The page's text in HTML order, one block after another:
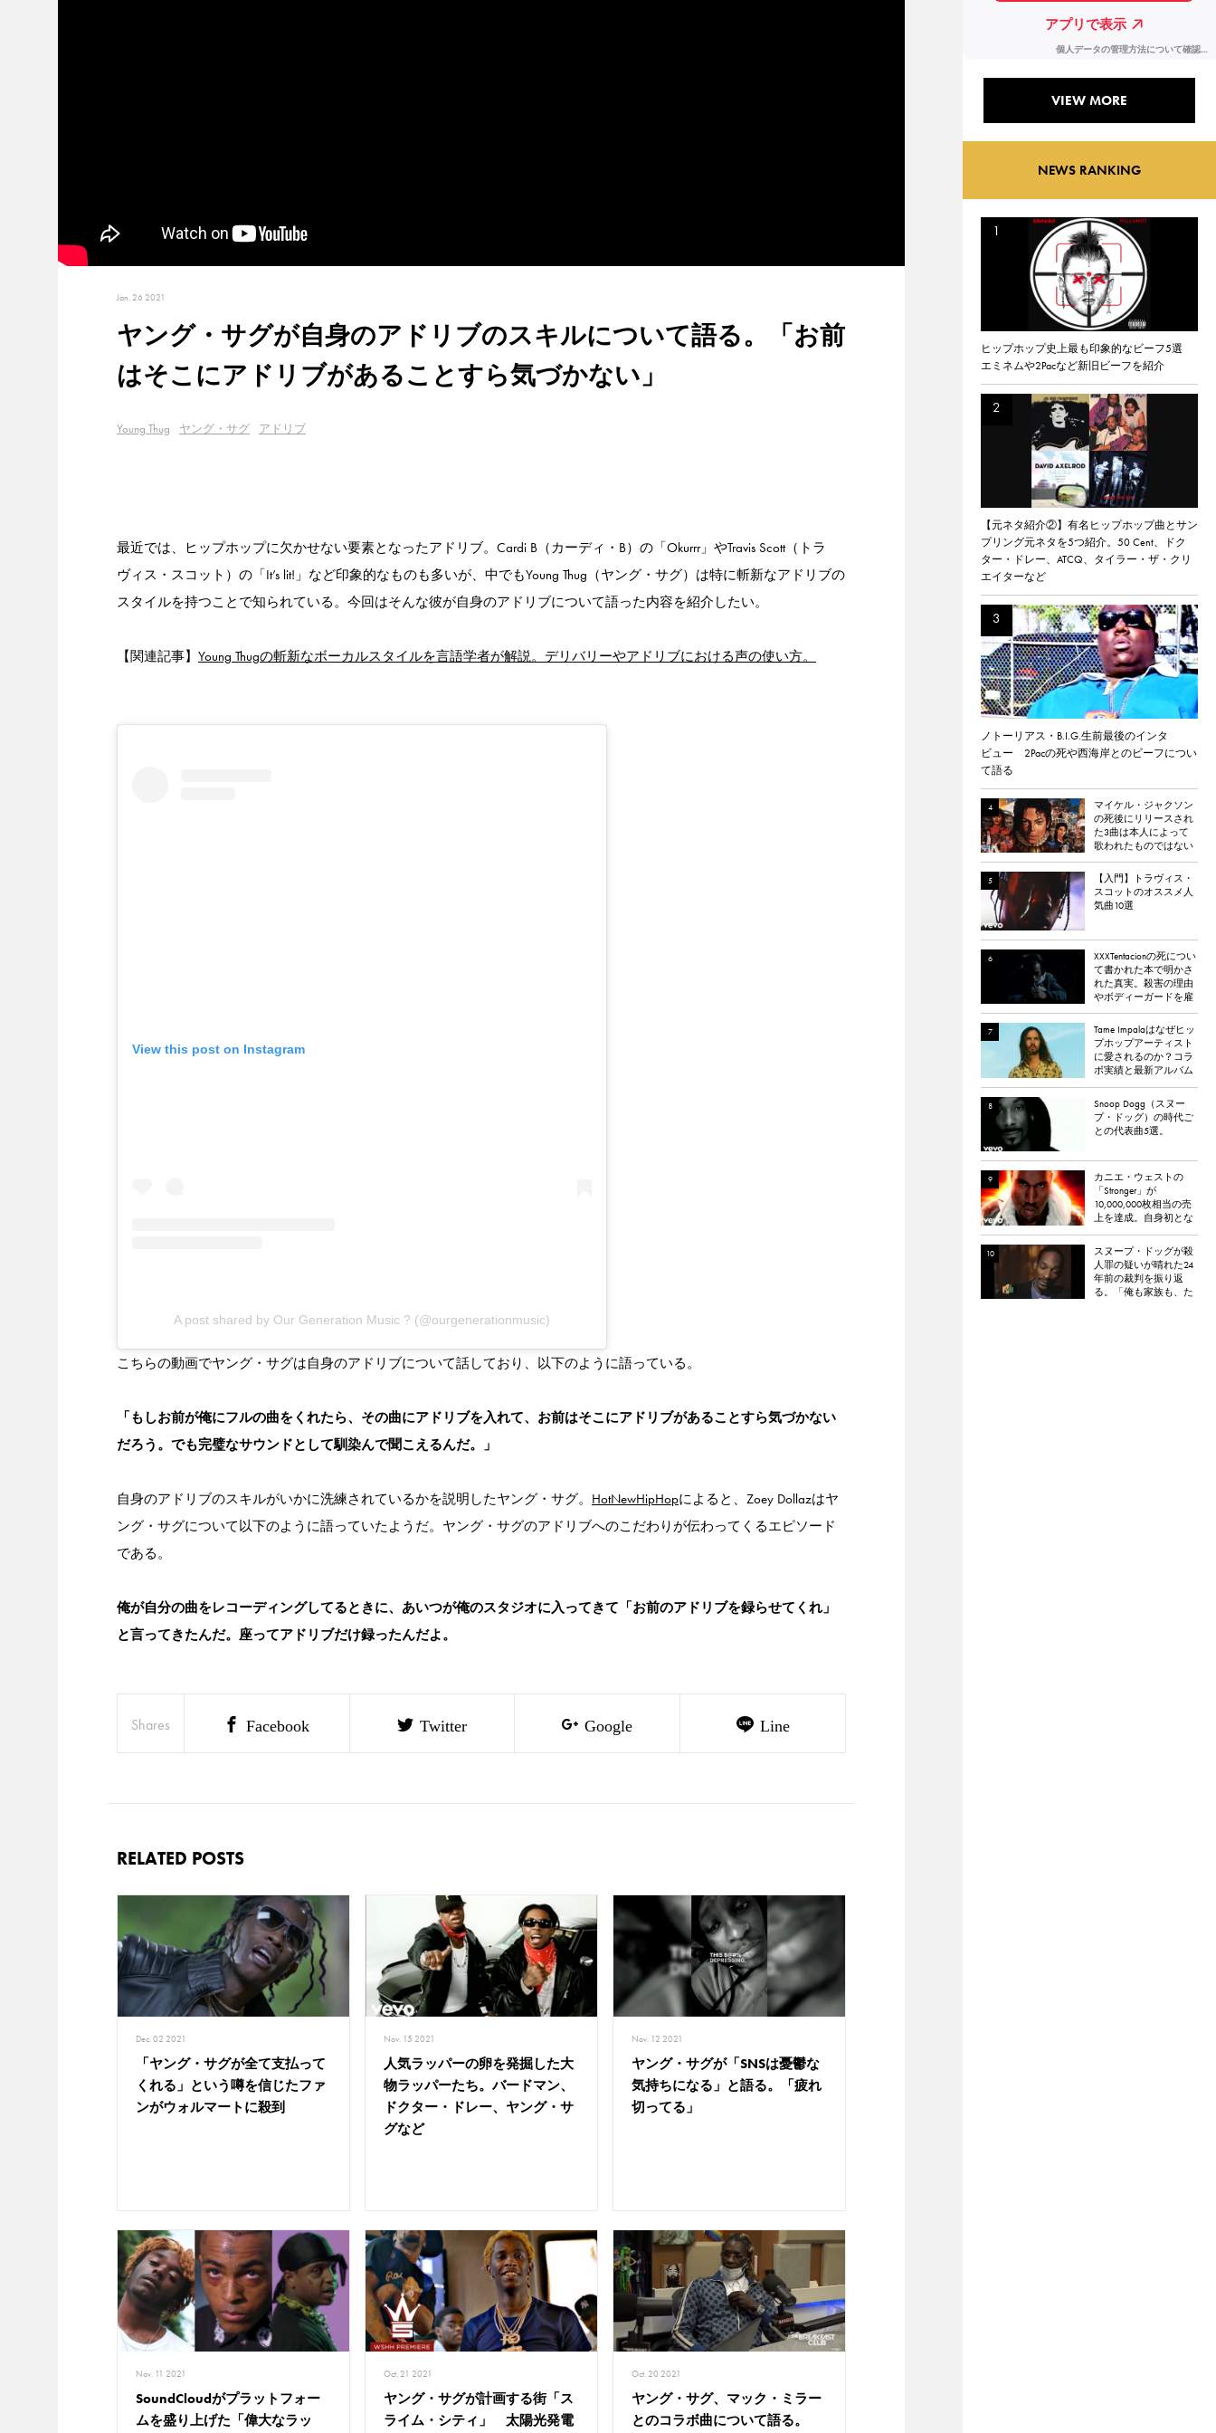
Jan. 26 2021
ヤング・サグが自身のアドリブのスキルについて語る。「お前
はそこにアドリブがあることすら気づかない」
Young Thug ヤング・サグ アドリブ
最近では、ヒップホップに欠かせない要素となったアドリブ。Cardi B（カーディ・B）の「Okurrr」やTravis Scott（トラ
ヴィス・スコット）の「It’s lit!」など印象的なものも多いが、中でもYoung Thug（ヤング・サグ）は特に斬新なアドリブの
スタイルを持つことで知られている。今回はそんな彼が自身のアドリブについて語った内容を紹介したい。
【関連記事】 Young Thugの斬新なボーカルスタイルを言語学者が解説。デリバリーやアドリブにおける声の使い方。
View this post on Instagram
A post shared by Our Generation Music ? (@ourgenerationmusic)
こちらの動画でヤング・サグは自身のアドリブについて話しており、以下のように語っている。
「もしお前が俺にフルの曲をくれたら、その曲にアドリブを入れて、お前はそこにアドリブがあることすら気づかない
だろう。でも完璧なサウンドとして馴染んで聞こえるんだ。」
自身のアドリブのスキルがいかに洗練されているかを説明したヤング・サグ。 HotNewHipHopによると、Zoey Dollazはヤ
ング・サグについて以下のように語っていたようだ。ヤング・サグのアドリブへのこだわりが伝わってくるエピソード
である。
俺が自分の曲をレコーディングしてるときに、あいつが俺のスタジオに入ってきて「お前のアドリブを録らせてくれ」
と言ってきたんだ。座ってアドリブだけ録ったんだよ。
Shares Facebook Twitter Google Line
RELATED POSTS
Dec. 02 2021
「ヤング・サグが全て支払って
くれる」という噂を信じたファ
ンがウォルマートに殺到
Nov. 15 2021
人気ラッパーの卵を発掘した大
物ラッパーたち。バードマン、
ドクター・ドレー、ヤング・サ
グなど
Nov. 12 2021
ヤング・サグが「SNSは憂鬱な
気持ちになる」と語る。「疲れ
切ってる」
Nov. 11 2021
SoundCloudがプラットフォー
ムを盛り上げた「偉大なラッ
Oct. 21 2021
ヤング・サグが計画する街「ス
ライム・シティ」 太陽光発電
Oct. 20 2021
ヤング・サグ、マック・ミラー
とのコラボ曲について語る。
VIEW MORE
NEWS RANKING
ヒップホップ史上最も印象的なビーフ5選
エミネムや2Pacなど新旧ビーフを紹介
【元ネタ紹介②】有名ヒップホップ曲とサン
プリング元ネタを5つ紹介。50 Cent、ドク
ター・ドレー、ATCQ、タイラー・ザ・クリ
エイターなど
ノトーリアス・B.I.G.生前最後のインタ
ビュー 2Pacの死や西海岸とのビーフについ
て語る
マイケル・ジャクソン
の死後にリリースされ
た3曲は本人によって
歌われたものではない
と報道される
【入門】トラヴィス・
スコットのオススメ人
気曲10選
XXXTentacionの死につい
て書かれた本で明かさ
れた真実。殺害の理由
やボディーガードを雇
わなかった理由など。
Tame Impalaはなぜヒッ
プホップアーティスト
に愛されるのか？コラ
ボ実績と最新アルバム
Snoop Dogg（スヌー
プ・ドッグ）の時代ご
との代表曲5選。
カニエ・ウェストの
「Stronger」が
10,000,000枚相当の売
上を達成。自身初とな
スヌープ・ドッグが殺
人罪の疑いが晴れた24
年前の裁判を振り返
る。「俺も家族も、た